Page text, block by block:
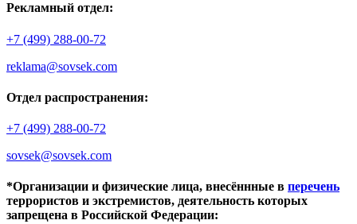
Рекламный отдел:
+7 (499) 288-00-72
reklama@sovsek.com
Отдел распространения:
+7 (499) 288-00-72
sovsek@sovsek.com
*Организации и физические лица, внесённные в перечень
террористов и экстремистов, деятельность которых
запрещена в Российской Федерации: